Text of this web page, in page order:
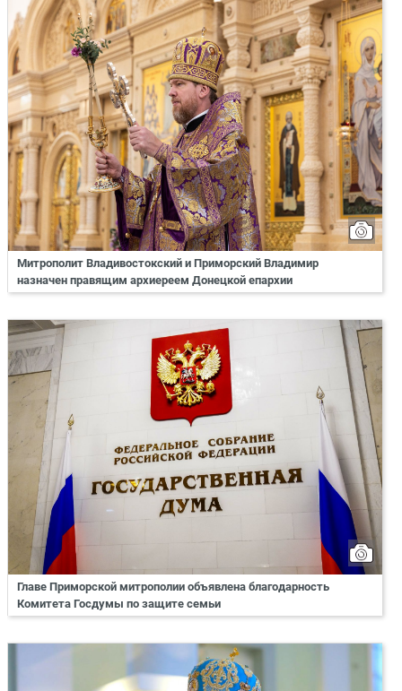
Митрополит Владивостокский и Приморский Владимир
назначен правящим архиереем Донецкой епархии
Главе Приморской митрополии объявлена благодарность
Комитета Госдумы по защите семьи